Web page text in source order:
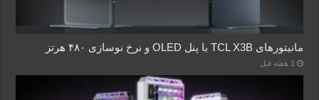
مانیتورهای TCL X3B با پنل OLED و نرخ نوسازی ۴۸۰ هرتز
1 هفته قبل